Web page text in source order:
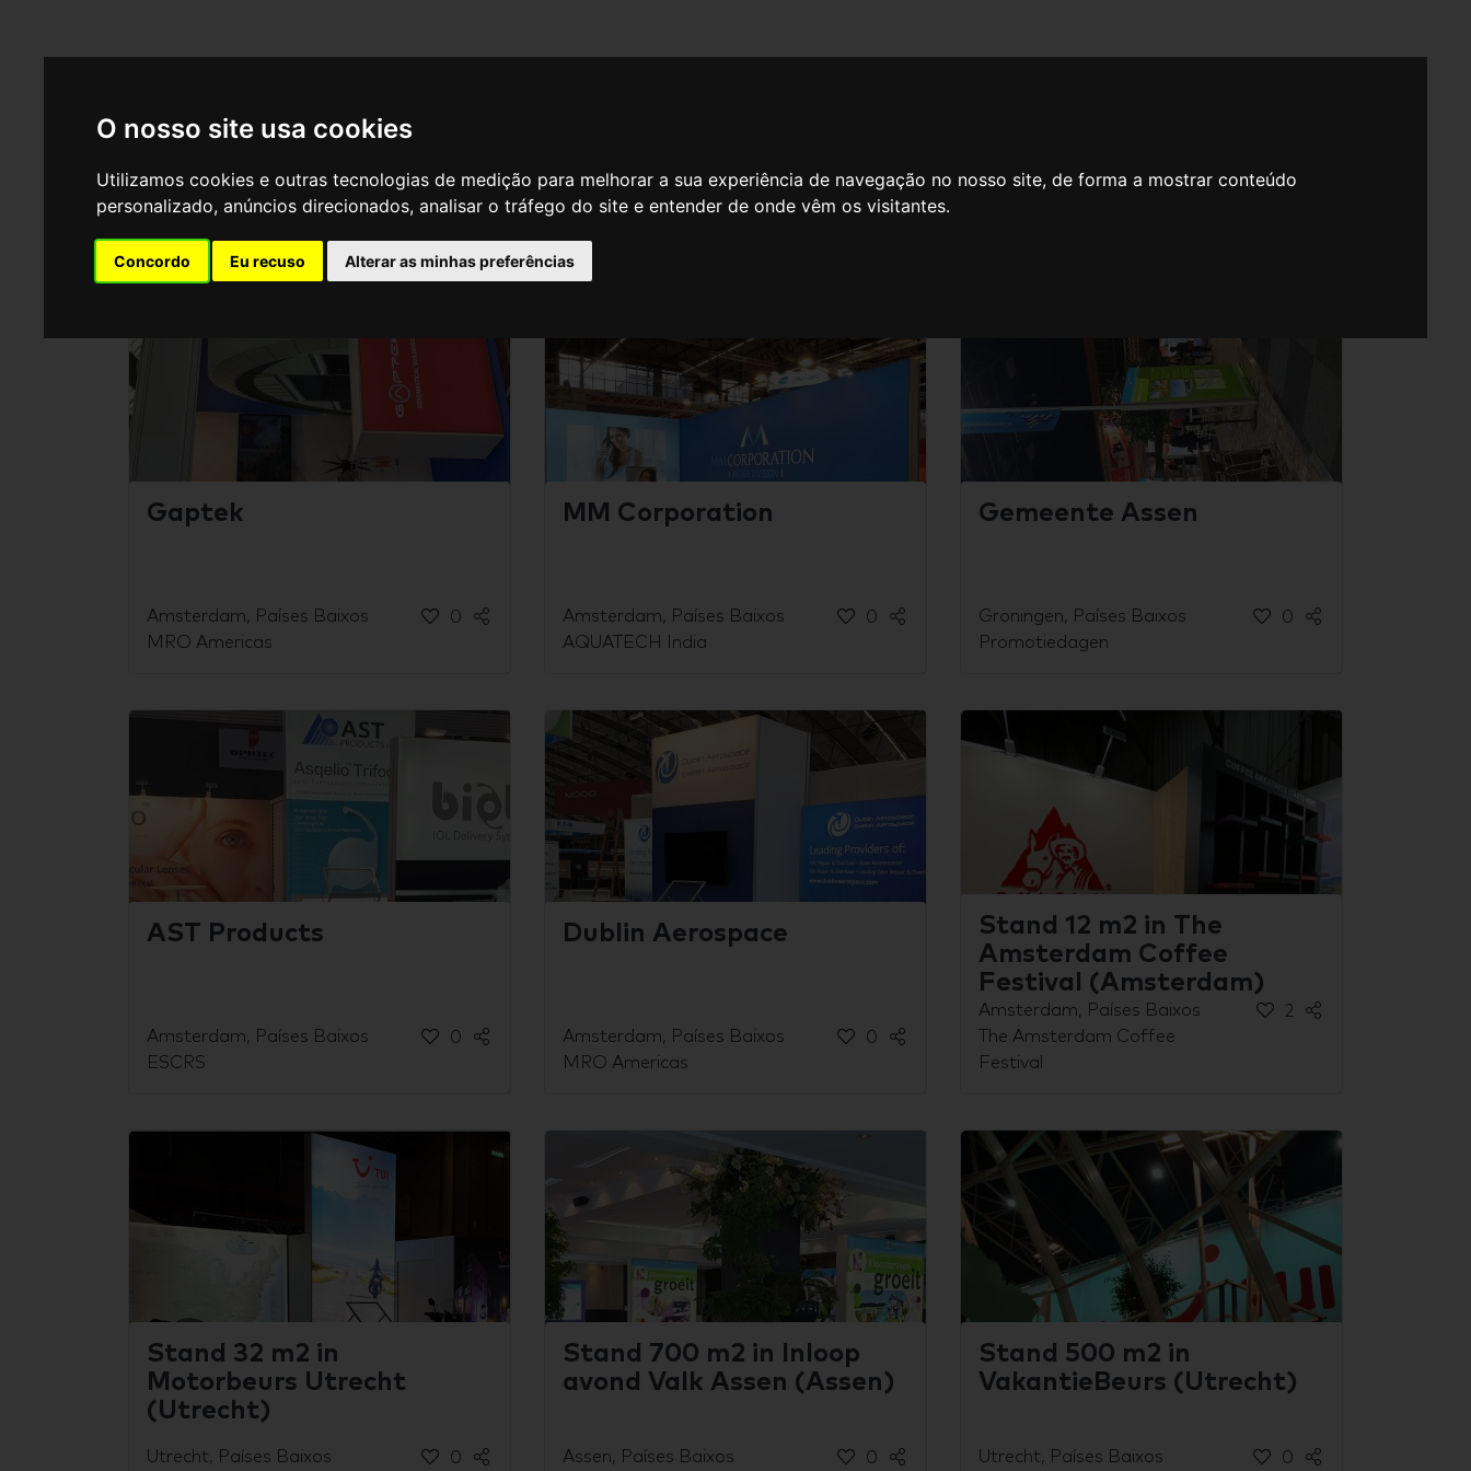
O nosso site usa cookies
Utilizamos cookies e outras tecnologias de medição para melhorar a sua experiência de navegação no nosso site, de forma a mostrar conteúdo
personalizado, anúncios direcionados, analisar o tráfego do site e entender de onde vêm os visitantes.
Concordo Eu recuso Alterar as minhas preferências
Adinterimdesign
Gaptek
Amsterdam, Países Baixos
MRO Americas
0
MM Corporation
Amsterdam, Países Baixos
AQUATECH India
0
Gemeente Assen
Groningen, Países Baixos
Promotiedagen
0
AST Products
Amsterdam, Países Baixos
ESCRS
0
Dublin Aerospace
Amsterdam, Países Baixos
MRO Americas
0
Stand 12 m2 in The
Amsterdam Coffee
Festival (Amsterdam)
Amsterdam, Países Baixos
The Amsterdam Coffee
Festival
2
Stand 32 m2 in
Motorbeurs Utrecht
(Utrecht)
Utrecht, Países Baixos
0
Stand 700 m2 in Inloop
avond Valk Assen (Assen)
Assen, Países Baixos 0
Stand 500 m2 in
VakantieBeurs (Utrecht)
Utrecht, Países Baixos
0